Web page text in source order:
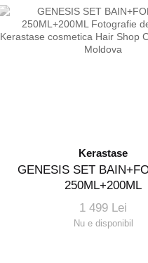
Kerastase
GENESIS SET
250ML+200ML
1 499 Lei
Nu e disponibil